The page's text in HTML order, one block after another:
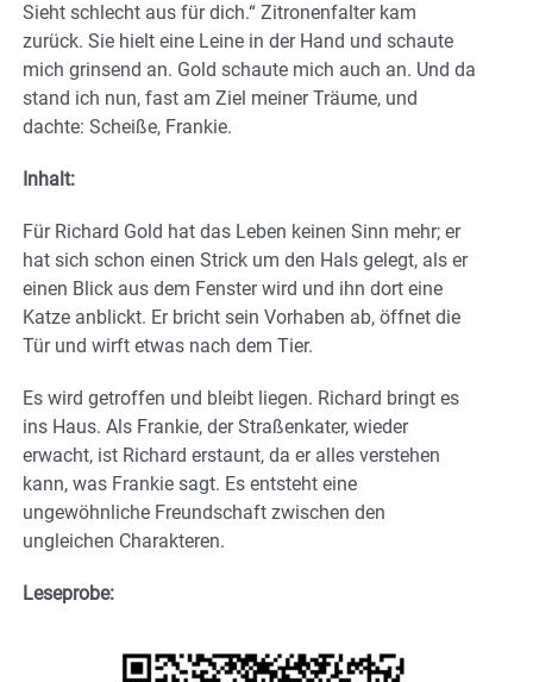
Sieht schlecht aus für dich.“ Zitronenfalter kam
zurück. Sie hielt eine Leine in der Hand und schaute
mich grinsend an. Gold schaute mich auch an. Und da
stand ich nun, fast am Ziel meiner Träume, und
dachte: Scheiße, Frankie.
Inhalt:
Für Richard Gold hat das Leben keinen Sinn mehr; er
hat sich schon einen Strick um den Hals gelegt, als er
einen Blick aus dem Fenster wird und ihn dort eine
Katze anblickt. Er bricht sein Vorhaben ab, öffnet die
Tür und wirft etwas nach dem Tier.
Es wird getroffen und bleibt liegen. Richard bringt es
ins Haus. Als Frankie, der Straßenkater, wieder
erwacht, ist Richard erstaunt, da er alles verstehen
kann, was Frankie sagt. Es entsteht eine
ungewöhnliche Freundschaft zwischen den
ungleichen Charakteren.
Leseprobe: